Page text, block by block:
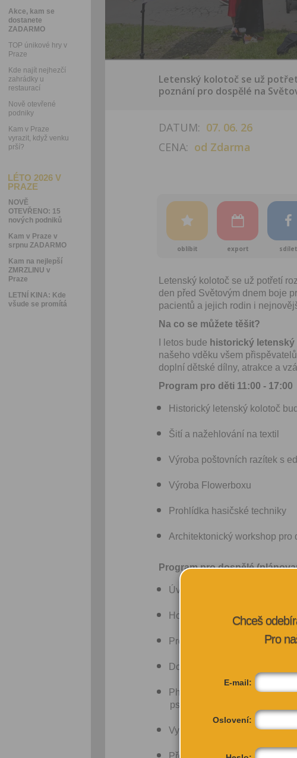
Akce, kam se
dostanete
ZADARMO
TOP únikové hry v
Praze
Kde najít nejhezčí
zahrádky u
restaurací
Nově otevřené
podniky
Kam v Praze
vyrazit, když venku
prší?
LÉTO 2026 V
PRAZE
NOVĚ
OTEVŘENO: 15
nových podniků
Kam v Praze v
srpnu ZADARMO
Kam na nejlepší
ZMRZLINU v
Praze
LETNÍ KINA: Kde
všude se promítá
Letenský kolotoč se už
poznání pro dospělé na
DATUM: 07. 06. 26
CENA: od Zdarma
oblíbit export sdílet
Letenský kolotoč se už potřetí
den před Světovým dnem boje
pacientů a jejich rodin i
Na co se můžete těšit?
I letos bude historický
našeho vděku všem
doplní dětské dílny, atrakce a
Program pro děti 11:00 - 17:00
Historický letenský kolotoč
Šití a nažehlování na textil
Výroba poštovních razítek s
Výroba Flowerboxu
Prohlídka hasičské techniky
Architektonický workshop pro
Program pro dospělé (
Úvodní slovo zakladatelů
Hosté z Národního
Profesor Andrea Brancale a
Doktorandka z oboru
PhDr. Alena Javůrková a
psychologie Fakultní
Vyhlášení výsledků závodu
Předání daru od Alfie Store
Chceš
Pro
E-mail:
Oslovení: